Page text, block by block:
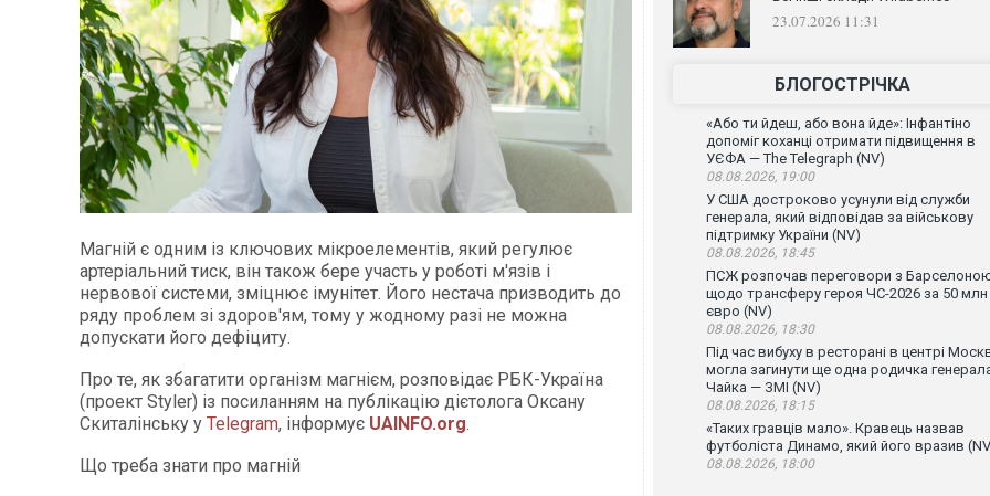
Магній є одним із ключових мікроелементів, який регулює
артеріальний тиск, він також бере участь у роботі м'язів і
нервової системи, зміцнює імунітет. Його нестача призводить до
ряду проблем зі здоров'ям, тому у жодному разі не можна
допускати його дефіциту.
Про те, як збагатити організм магнієм, розповідає РБК-Україна
(проект Styler) із посиланням на публікацію дієтолога Оксану
Скиталінську у Telegram, інформує UAINFO.org.
Що треба знати про магній
23.07.2026 11:31
БЛОГОСТРІЧКА
«Або ти йдеш, або вона йде»: Інфантіно
допоміг коханці отримати підвищення в
УЄФА — The Telegraph (NV)
08.08.2026, 19:00
У США достроково усунули від служби
генерала, який відповідав за військову
підтримку України (NV)
08.08.2026, 18:45
ПСЖ розпочав переговори з
щодо трансферу героя ЧС-2026 за 50 млн
євро (NV)
08.08.2026, 18:30
Під час вибуху в ресторані в центрі
могла загинути ще одна родичка
Чайка — ЗМІ (NV)
08.08.2026, 18:15
«Таких гравців мало». Кравець назвав
футболіста Динамо, який його вразив
08.08.2026, 18:00